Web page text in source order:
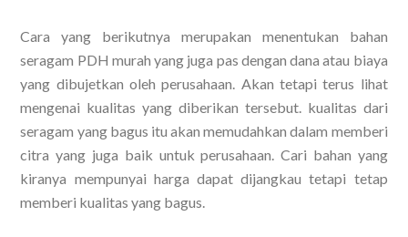
Cara yang berikutnya merupakan menentukan bahan
seragam PDH murah yang juga pas dengan dana atau biaya
yang dibujetkan oleh perusahaan. Akan tetapi terus lihat
mengenai kualitas yang diberikan tersebut. kualitas dari
seragam yang bagus itu akan memudahkan dalam memberi
citra yang juga baik untuk perusahaan. Cari bahan yang
kiranya mempunyai harga dapat dijangkau tetapi tetap
memberi kualitas yang bagus.